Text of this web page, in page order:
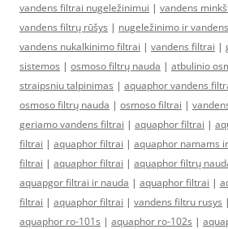
vandens filtrai nugeležinimui | vandens
vandens filtrų rūšys | nugeležinimo ir
vandens nukalkinimo filtrai | vandens filtrai |
sistemos | osmoso filtrų nauda | atbulinio
straipsniu talpinimas | aquaphor vandens
osmoso filtrų nauda | osmoso filtrai |
geriamo vandens filtrai | aquaphor filtrai |
filtrai | aquaphor filtrai | aquaphor namams
filtrai | aquaphor filtrai | aquaphor filtrų
aquapgor filtrai ir nauda | aquaphor filtrai |
filtrai | aquaphor filtrai | vandens filtru rusys |
aquaphor ro-101s | aquaphor ro-102s |